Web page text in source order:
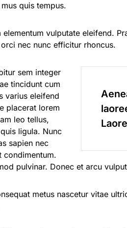
quis tempus.
vulputate eleifend.
nec nunc efficitur rhoncus.
sem integer
tincidunt cum
varius eleifend
placerat lorem
leo tellus,
ligula. Nunc
sapien nec
condimentum.
pulvinar. Donec et arcu
metus nascetur vitae